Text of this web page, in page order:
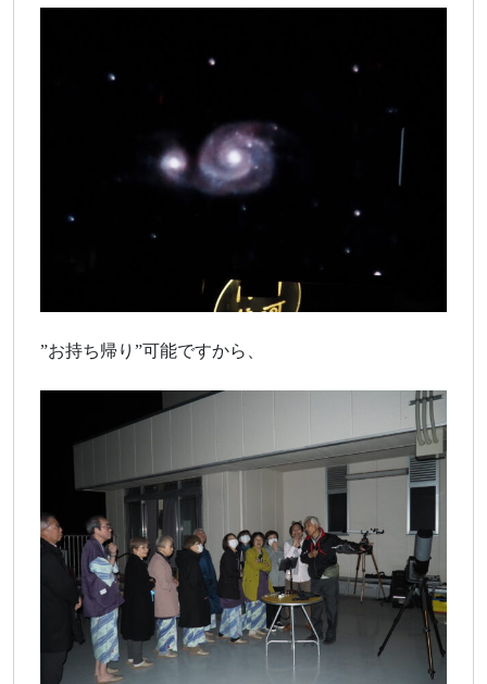
”お持ち帰り”可能ですから、